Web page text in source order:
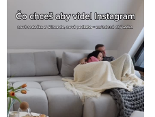
na nožičkách
180 cm